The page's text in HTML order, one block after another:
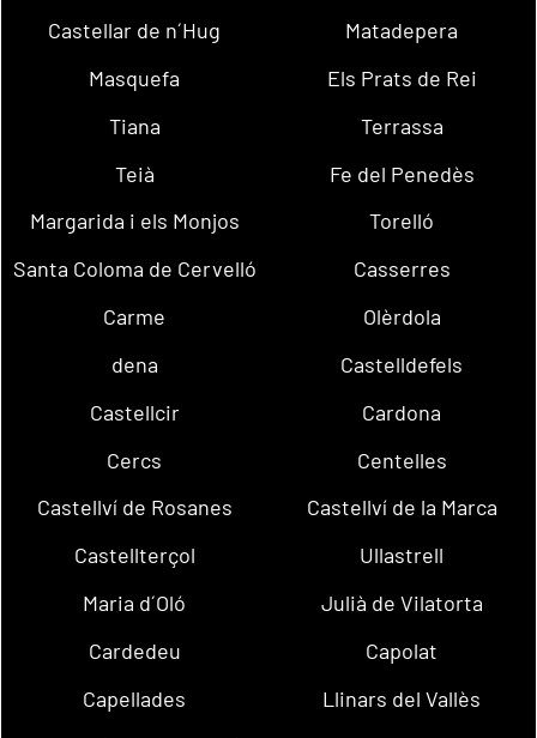
Castellar de n´Hug
Matadepera
Masquefa
Els Prats de Rei
Tiana
Terrassa
Teià
Fe del Penedès
Margarida i els Monjos
Torelló
Santa Coloma de Cervelló
Casserres
Carme
Olèrdola
dena
Castelldefels
Castellcir
Cardona
Cercs
Centelles
Castellví de Rosanes
Castellví de la Marca
Castellterçol
Ullastrell
Maria d´Oló
Julià de Vilatorta
Cardedeu
Capolat
Capellades
Llinars del Vallès